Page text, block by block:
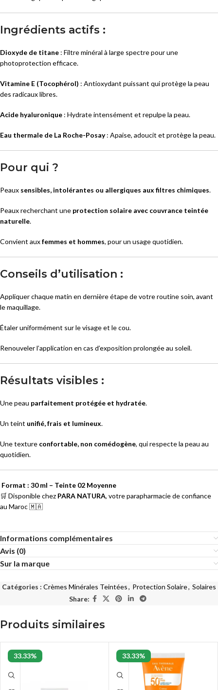
Ingrédients actifs :
Dioxyde de titane : Filtre minéral à large spectre pour une
photoprotection efficace.
Vitamine E (Tocophérol) : Antioxydant puissant qui protège la peau
des radicaux libres.
Acide hyaluronique : Hydrate intensément et repulpe la peau.
Eau thermale de La Roche-Posay: Apaise, adoucit et protège la peau.
Pour qui ?
Peaux sensibles, intolérantes ou allergiques aux filtres chimiques.
Peaux recherchant une protection solaire avec couvrance teintée
naturelle.
Convient auxfemmes et hommes, pour un usage quotidien.
Conseils d’utilisation :
Appliquer chaque matin en dernière étape de votre routine soin, avant
le maquillage.
Étaler uniformément sur le visage et le cou.
Renouveler l’application en cas d’exposition prolongée au soleil.
Résultats visibles :
Une peau parfaitement protégée et hydratée.
Un teint unifié, frais et lumineux.
Une texture confortable, non comédogène, qui respecte la peau au
quotidien.
Format : 30 ml – Teinte 02 Moyenne
🛒 Disponible chez PARA NATURA, votre parapharmacie de confiance
au Maroc 🇲🇦
Informations complémentaires
Avis (0)
Sur la marque
Catégories : Crèmes Minérales Teintées, Protection Solaire, Solaires
Share:
Produits similaires
33.33% 33.33%